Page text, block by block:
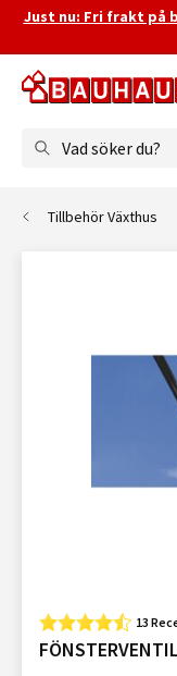
Just nu: Fri frakt på
Vad söker du?
Tillbehör Växthus
13